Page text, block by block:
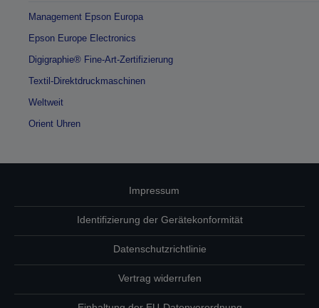
Management Epson Europa
Epson Europe Electronics
Digigraphie® Fine-Art-Zertifizierung
Textil-Direktdruckmaschinen
Weltweit
Orient Uhren
Impressum
Identifizierung der Gerätekonformität
Datenschutzrichtlinie
Vertrag widerrufen